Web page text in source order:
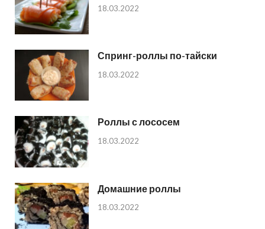
18.03.2022
Спринг-роллы по-тайски
18.03.2022
Роллы с лососем
18.03.2022
Домашние роллы
18.03.2022